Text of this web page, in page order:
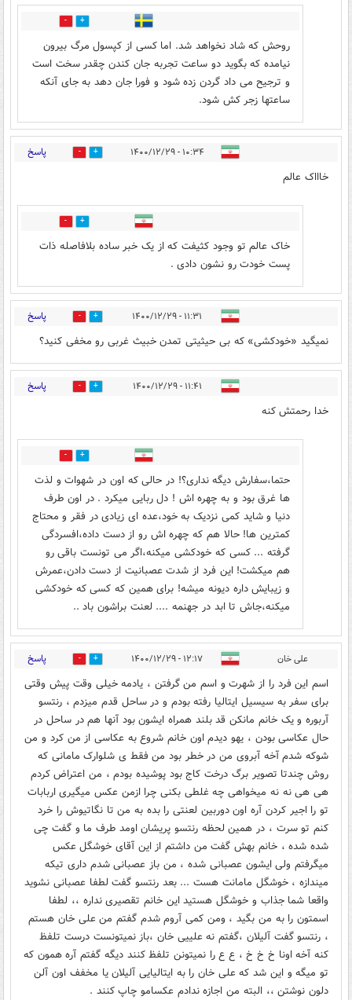
1
روحش که شاد نخواهد شد. اما کسی از کپسول مرگ بیرون
نیامده که بگوید دو ساعت تجربه جان کندن چقدر سخت است
و ترجیح می داد گردن زده شود و فورا جان دهد به جای آنکه
ساعتها زجر کش شود.
۱۰:۳۴ - ۱۴۰۰/۱۲/۲۹ 27 پاسخ
خاااک عالم
12
خاک عالم تو وجود کثیفت که از یک خبر ساده بلافاصله ذات
پست خودت رو نشون دادی .
۱۱:۳۱ - ۱۴۰۰/۱۲/۲۹ 16 پاسخ
نمیگید «خودکشی» که بی حیثیتی تمدن خبیث غربی رو مخفی کنید؟
۱۱:۴۱ - ۱۴۰۰/۱۲/۲۹ 20 پاسخ
خدا رحمتش کنه
2
حتما،سفارش دیگه نداری؟! در حالی که اون در شهوات و لذت
ها غرق بود و به چهره اش ! دل ربایی میکرد . در اون طرف
دنیا و شاید کمی نزدیک به خود،عده ای زیادی در فقر و محتاج
کمترین ها! حالا هم که چهره اش رو از دست داده،افسردگی
گرفته ... کسی که خودکشی میکنه،اگر می تونست باقی رو
هم میکشت! این فرد از شدت عصبانیت از دست دادن،عمرش
و زیبایش داره دیونه میشه! برای همین که کسی که خودکشی
میکنه،جاش تا ابد در جهنمه .... لعنت براشون باد ..
علی خان ۱۲:۱۷ - ۱۴۰۰/۱۲/۲۹ 7 پاسخ
اسم این فرد را از شهرت و اسم من گرفتن ، یادمه خیلی وقت پیش وقتی
برای سفر به سیسیل ایتالیا رفته بودم و در ساحل قدم میزدم ، رنتسو
آربوره و یک خانم مانکن قد بلند همراه ایشون بود آنها هم در ساحل در
حال عکاسی بودن ، یهو دیدم اون خانم شروع به عکاسی از من کرد و من
شوکه شدم آخه آبروی من در خطر بود من فقط ی شلوارک مامانی که
روش چندتا تصویر برگ درخت کاج بود پوشیده بودم ، من اعتراض کردم
هی هی نه نه میخواهی چه غلطی بکنی چرا ازمن عکس میگیری اربابات
تو را اجیر کردن آره اون دوربین لعنتی را بده به من تا نگاتیوش را خرد
کنم تو سرت ، در همین لحظه رنتسو پریشان اومد طرف ما و گفت چی
شده شده ، خانم بهش گفت من داشتم از این آقای خوشگل عکس
میگرفتم ولی ایشون عصبانی شده ، من باز عصبانی شدم داری تیکه
میندازه ، خوشگل مامانت هست ... بعد رنتسو گفت لطفا عصبانی نشوید
واقعا شما جذاب و خوشگل هستید این خانم تقصیری نداره ،، لطفا
اسمتون را به من بگید ، ومن کمی آروم شدم گفتم من علی خان هستم
، رنتسو گفت آلیلان ،گفتم نه علییی خان ،باز نمیتونست درست تلفظ
کنه آخه اونا خ خ خ ، ع ع را نمیتونن تلفظ کنند دیگه گفتم آره همون که
تو میگه و این شد که علی خان را به ایتالیایی آلیلان یا مخفف اون آلن
دلون نوشتن ،، البته من اجازه ندادم عکسامو چاپ کنند .